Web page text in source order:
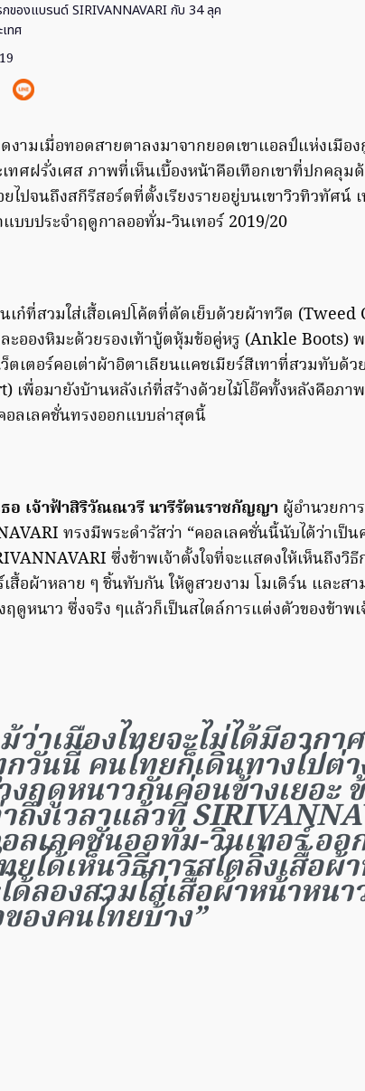
ของแบรนด์ SIRIVANNAVARI กับ 34 ลุค
ทศ
งามเมื่อทอดสายตาลงมาจากยอดเขาแอลป์แห่งเมือง
ทศฝรั่งเศส ภาพที่เห็นเบื้องหน้าคือเทือกเขาที่ปกคลุ
ไปจนถึงสกีรีสอร์ตที่ตั้งเรียงรายอยู่บนเขาวิวทิวทัศน์
บบประจำฤดูกาลออทั่ม-วินเทอร์ 2019/20
ก๋ที่สวมใส่เสื้อเคปโค้ตที่ตัดเย็บด้วยผ้าทวีต (Tweed
อองหิมะด้วยรองเท้าบู้ตหุ้มข้อคู่หรู (Ankle Boots)
ตเตอร์คอเต่าผ้าอิตาเลียนแคชเมียร์สีเทาที่สวมทับด้ว
เพื่อมายังบ้านหลังเก๋ที่สร้างด้วยไม้โอ๊คทั้งหลังคือภา
ลเลคชั่นทรงออกแบบล่าสุดนี้
ธอ เจ้าฟ้าสิริวัณณวรี นารีรัตนราชกัญญา ผู้อำนวยกา
ทรงมีพระดำรัสว่า “คอลเลคชั่นนี้นับได้ว่าเป็
ซึ่งข้าพเจ้าตั้งใจที่จะแสดงให้เห็นถึงวิ
เสื้อผ้าหลาย ๆ ชิ้นทับกัน ให้ดูสวยงาม โมเดิร์น และสา
ฤดูหนาว ซึ่งจริง ๆแล้วก็เป็นสไตล์การแต่งตัวของข้าพเ
ว่าเมืองไทยจะไม่ได้มีอากา
วันนี้ คนไทยก็เดินทางไปต่า
งฤดูหนาวกันค่อนข้างเยอะ
ถึงเวลาแล้วที่
ลเลคชั่นออทั่ม-วินเทอร์ ออ
ยได้เห็นวิธีการสไตลิ่งเสื้อผ้
ด้ลองสวมใส่เสื้อผ้าหน้าหน
องคนไทยบ้าง”